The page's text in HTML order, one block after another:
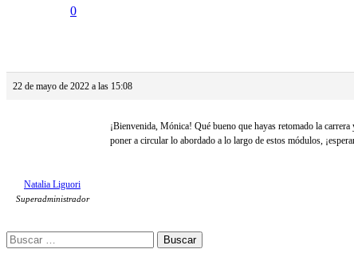
0
22 de mayo de 2022 a las 15:08
Natalia Liguori
Superadministrador
¡Bienvenida, Mónica! Qué bueno que hayas retomado la
poner a circular lo abordado a lo largo de estos módulos,
Buscar: